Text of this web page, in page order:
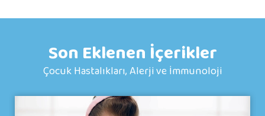
Son Eklenen İçerikler
Çocuk Hastalıkları, Alerji ve İmmunoloji